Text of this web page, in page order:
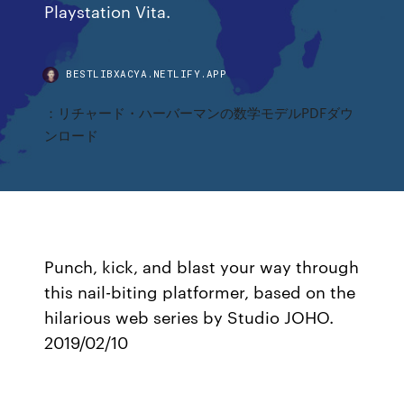
Playstation Vita.
BESTLIBXACYA.NETLIFY.APP
：リチャード・ハーバーマンの数学モデルPDFダウ
ンロード
Punch, kick, and blast your way through
this nail-biting platformer, based on the
hilarious web series by Studio JOHO.
2019/02/10